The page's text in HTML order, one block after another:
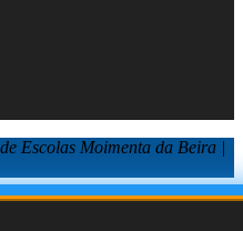
Escolas Moimenta da Beira |